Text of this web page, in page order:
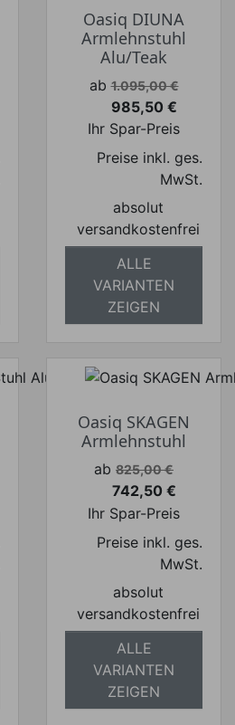
Oasiq DIUNA
Armlehnstuhl
Alu/Teak
Verkaufspreis
ab 1.095,00 €
Preis
985,50 €
Ihr Spar-Preis
Preise inkl. ges.
MwSt.
absolut
versandkostenfrei
ALLE
VARIANTEN
ZEIGEN
Oasiq SKAGEN
Armlehnstuhl
Verkaufspreis
ab 825,00 €
Preis
742,50 €
Ihr Spar-Preis
Preise inkl. ges.
MwSt.
absolut
versandkostenfrei
ALLE
VARIANTEN
ZEIGEN